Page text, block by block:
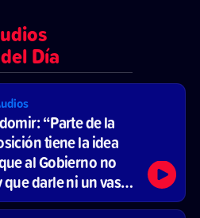
Día
“Parte de la
tiene la idea
al Gobierno no
que darle ni un vaso